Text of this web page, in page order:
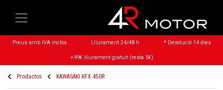
Preus amb IVA inclòs Lliurament 24/48 h * Devolució 14 dies
+99€ lliurament gratuït (resta 5€)
Productos KAWASAKI KFX 450R